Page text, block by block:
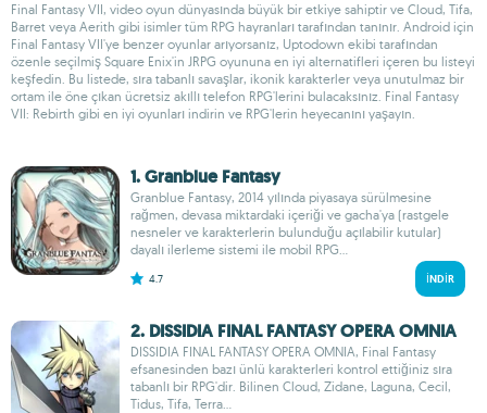
Final Fantasy VII, video oyun dünyasında büyük bir etkiye sahiptir ve Cloud, Tifa,
Barret veya Aerith gibi isimler tüm RPG hayranları tarafından tanınır. Android için
Final Fantasy VII'ye benzer oyunlar arıyorsanız, Uptodown ekibi tarafından
özenle seçilmiş Square Enix'in JRPG oyununa en iyi alternatifleri içeren bu listeyi
keşfedin. Bu listede, sıra tabanlı savaşlar, ikonik karakterler veya unutulmaz bir
ortam ile öne çıkan ücretsiz akıllı telefon RPG'lerini bulacaksınız. Final Fantasy
VII: Rebirth gibi en iyi oyunları indirin ve RPG'lerin heyecanını yaşayın.
1. Granblue Fantasy
Granblue Fantasy, 2014 yılında piyasaya sürülmesine
rağmen, devasa miktardaki içeriği ve gacha'ya (rastgele
nesneler ve karakterlerin bulunduğu açılabilir kutular)
dayalı ilerleme sistemi ile mobil RPG...
4.7 İNDIR
2. DISSIDIA FINAL FANTASY OPERA OMNIA
DISSIDIA FINAL FANTASY OPERA OMNIA, Final Fantasy
efsanesinden bazı ünlü karakterleri kontrol ettiğiniz sıra
tabanlı bir RPG'dir. Bilinen Cloud, Zidane, Laguna, Cecil,
Tidus, Tifa, Terra...